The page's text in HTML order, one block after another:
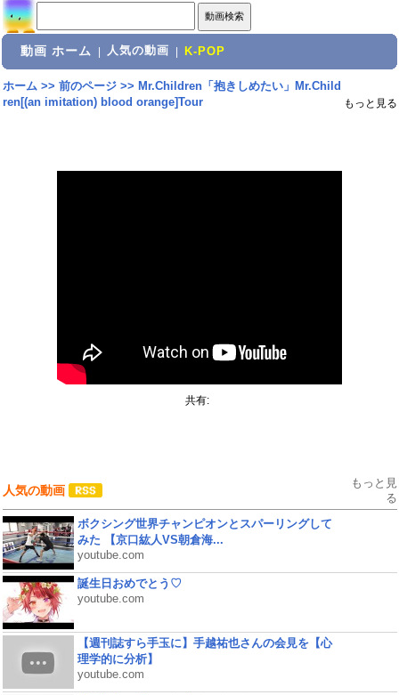
動画 ホーム 人気の動画 K-POP
ホーム>> 前のページ>> Mr.Children「抱きしめたい」Mr.Child
ren[(an imitation) blood orange]Tour
もっと見る
共有:
人気の動画
もっと見
る
ボクシング世界チャンピオンとスパーリングして
みた 【京口紘人VS朝倉海...
youtube.com
誕生日おめでとう♡
youtube.com
【週刊誌すら手玉に】手越祐也さんの会見を【心
理学的に分析】
youtube.com